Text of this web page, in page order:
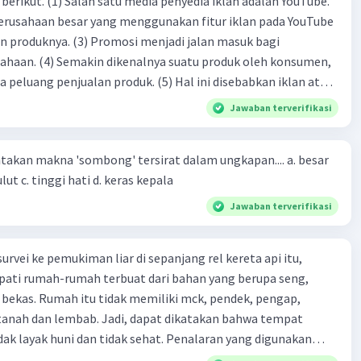
besar yang menggunakan fitur iklan pada YouTube
menjadi jalan masuk bagi
oleh konsumen,
produk. (5) Hal ini disebabkan iklan atau
cara untuk mengenalkan produk perusahaan kepada
(2)
Jawaban terverifikasi
makna 'sombong' tersirat dalam ungkapan.... a. besar
kepala b. besar mulut c. tinggi hati d. keras kepala
Jawaban terverifikasi
ke pemukiman liar di sepanjang rel kereta api itu,
rumah-rumah terbuat dari bahan yang berupa seng,
bekas. Rumah itu tidak memiliki mck, pendek, pengap,
dan lembab. Jadi, dapat dikatakan bahwa tempat
dan tidak sehat. Penalaran yang digunakan